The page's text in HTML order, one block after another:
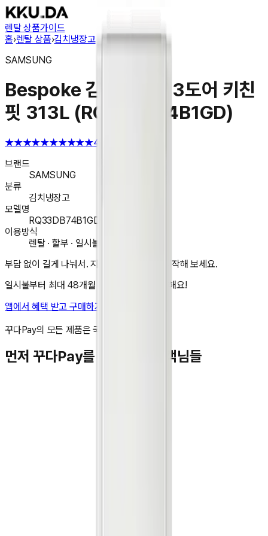
렌탈 상품가이드
홈›렌탈 상품›김치냉장고
SAMSUNG
Bespoke 김치플러스 3도어 키친
핏 313L (RQ33DB74B1GD)
★★★★★★★★★★4.6
브랜드
SAMSUNG
분류
김치냉장고
모델명
RQ33DB74B1GD
이용방식
렌탈 · 할부 · 일시불 구매
부담 없이 길게 나눠서. 지금 앱에서 렌탈을 시작해 보세요.
일시불부터 최대 48개월 무이자 할부도 가능해요!
앱에서 혜택 받고 구매하기
꾸다Pay의 모든 제품은 국내 정품입니다.
먼저 꾸다Pay를 이용하신 고객님들